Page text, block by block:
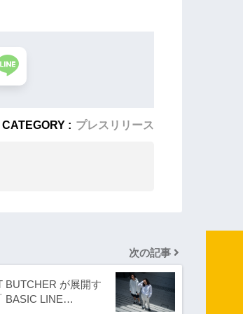
CATEGORY : プレスリリース
次の記事
BUTCHER が展開す
BASIC LINE…